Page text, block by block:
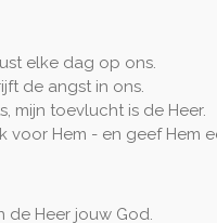
elke dag op ons.
de angst in ons.
mijn toevlucht is de Heer.
voor Hem - en geef Hem
de Heer jouw God.